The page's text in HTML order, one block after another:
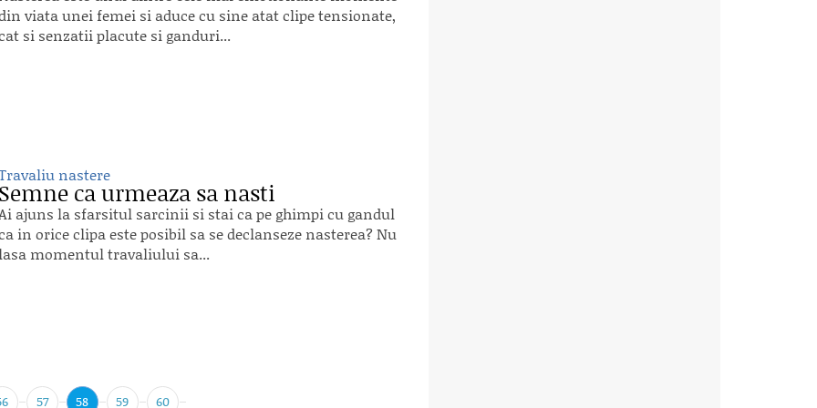
viata unei femei si aduce cu sine atat clipe tensionate,
si senzatii placute si ganduri...
nastere
ca urmeaza sa nasti
ajuns la sfarsitul sarcinii si stai ca pe ghimpi cu gandul
in orice clipa este posibil sa se declanseze nasterea? Nu
momentul travaliului sa...
57 58 59 60